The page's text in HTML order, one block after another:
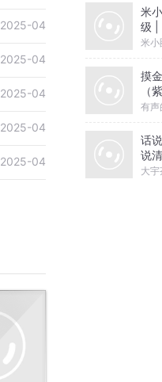
2025-04
2025-04
2025-04
2025-04
2025-04
米
级 |
米小
摸
（
有声
话
说
尔
大